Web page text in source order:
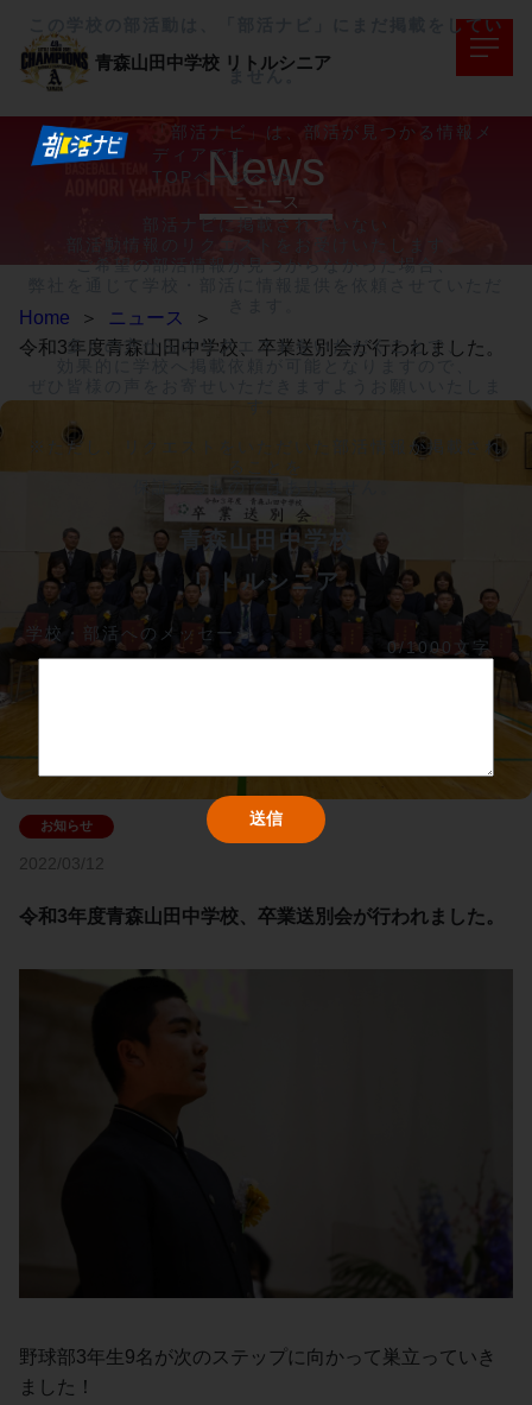
この学校の部活動は、「部活ナビ」にまだ掲載をしてい
ません。
「部活ナビ」は、部活が見つかる情報メ
ディアです。
TOPページへ>>
部活ナビに掲載されていない
ご希望の部活情報が見つからなかった場合、
多くの方からのリクエストをいただくことで、
す。
※ただし、リクエストをいただいた部活情報が掲載され
青森山田中学校
リトルシニア
学校・部活へのメッセージ
0/1000文字
青森山田中学校 リトルシニア
ニュース
News
Home ＞ ニュース
＞
令和3年度青森山田中学校、卒業送別会が行われました。
2022/03/12
令和3年度青森山田中学校、卒業送別会が行われました。
野球部3年生9名が次のステップに向かって巣立っていき
ました！